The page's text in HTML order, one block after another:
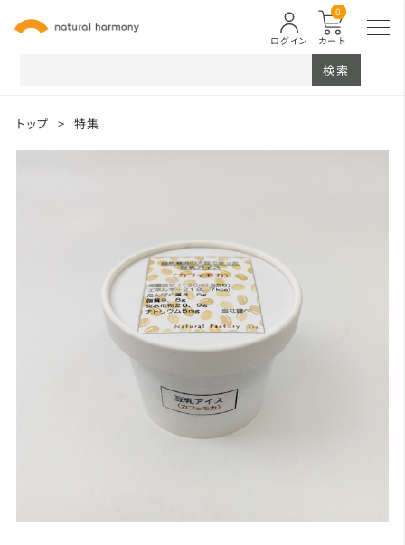
カート
0
ログイン
検索
トップ > 特集